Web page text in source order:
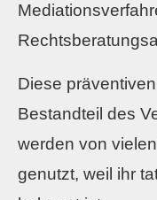
Diese
Bestandteil des
werden von
genutzt, weil ihr